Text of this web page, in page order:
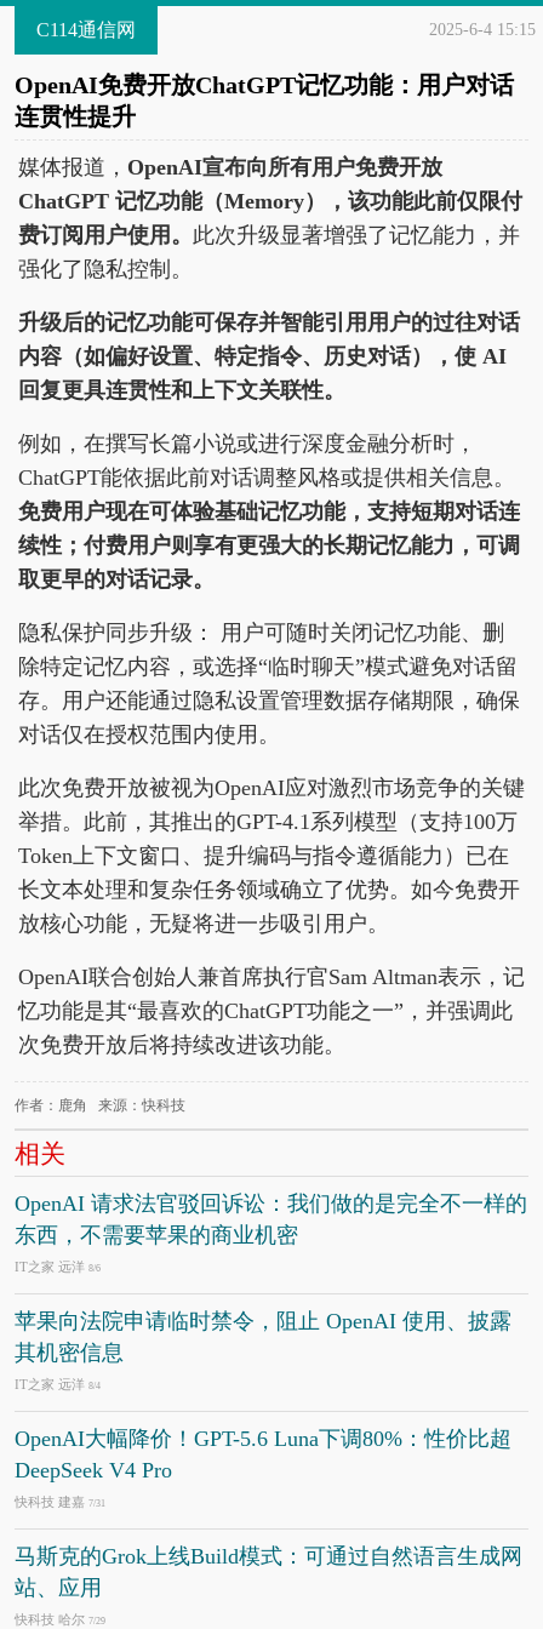
C114通信网 2025-6-4 15:15
OpenAI免费开放ChatGPT记忆功能：用户对话
连贯性提升
媒体报道， OpenAI宣布向所有用户免费开放
ChatGPT 记忆功能（Memory），该功能此前仅限付
费订阅用户使用。 此次升级显著增强了记忆能力，并
强化了隐私控制。
升级后的记忆功能可保存并智能引用用户的过往对话
内容（如偏好设置、特定指令、历史对话），使 AI
回复更具连贯性和上下文关联性。
例如，在撰写长篇小说或进行深度金融分析时，
ChatGPT能依据此前对话调整风格或提供相关信息。
免费用户现在可体验基础记忆功能，支持短期对话连
续性；付费用户则享有更强大的长期记忆能力，可调
取更早的对话记录。
隐私保护同步升级： 用户可随时关闭记忆功能、删
除特定记忆内容，或选择“临时聊天”模式避免对话留
存。用户还能通过隐私设置管理数据存储期限，确保
对话仅在授权范围内使用。
此次免费开放被视为OpenAI应对激烈市场竞争的关键
举措。此前，其推出的GPT-4.1系列模型（支持100万
Token上下文窗口、提升编码与指令遵循能力）已在
长文本处理和复杂任务领域确立了优势。如今免费开
放核心功能，无疑将进一步吸引用户。
OpenAI联合创始人兼首席执行官Sam Altman表示，记
忆功能是其“最喜欢的ChatGPT功能之一”，并强调此
次免费开放后将持续改进该功能。
作者：鹿角 来源：快科技
相关
OpenAI 请求法官驳回诉讼：我们做的是完全不一样的
东西，不需要苹果的商业机密
IT之家 远洋 8/6
苹果向法院申请临时禁令，阻止 OpenAI 使用、披露
其机密信息
IT之家 远洋 8/4
OpenAI大幅降价！GPT-5.6 Luna下调80%：性价比超
DeepSeek V4 Pro
快科技 建嘉 7/31
马斯克的Grok上线Build模式：可通过自然语言生成网
站、应用
快科技 哈尔 7/29